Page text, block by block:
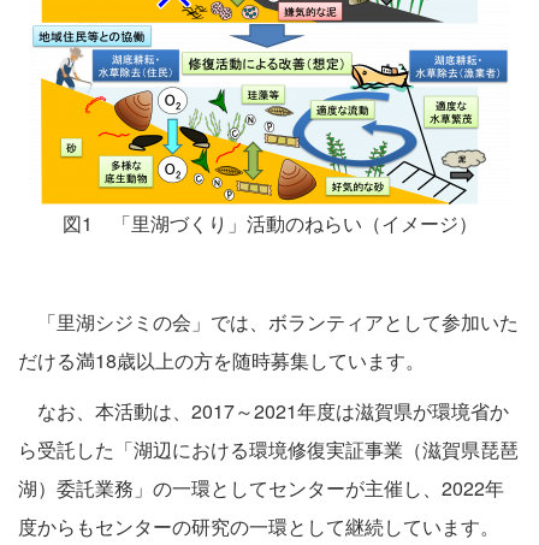
図1 「里湖づくり」活動のねらい（イメージ）
「里湖シジミの会」では、ボランティアとして参加いた
だける満18歳以上の方を随時募集しています。
なお、本活動は、2017～2021年度は滋賀県が環境省か
ら受託した「湖辺における環境修復実証事業（滋賀県琵琶
湖）委託業務」の一環としてセンターが主催し、2022年
度からもセンターの研究の一環として継続しています。